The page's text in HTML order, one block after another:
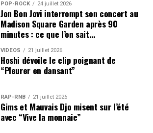
POP-ROCK 24 juillet 2026
Jon Bon Jovi interrompt son concert au
Madison Square Garden après 90
minutes : ce que l’on sait…
VIDEOS 21 juillet 2026
Hoshi dévoile le clip poignant de
“Pleurer en dansant”
RAP-RNB 21 juillet 2026
Gims et Mauvais Djo misent sur l’été
avec “Vive la monnaie”